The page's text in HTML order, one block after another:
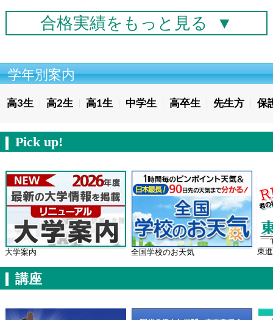
合格実績を もっと見る ▼